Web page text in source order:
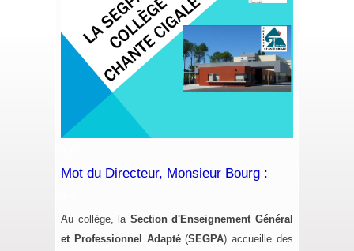
Mot du Directeur, Monsieur Bourg :
Au collège, la Section d'Enseignement Général
et Professionnel Adapté(SEGPA) accueille des